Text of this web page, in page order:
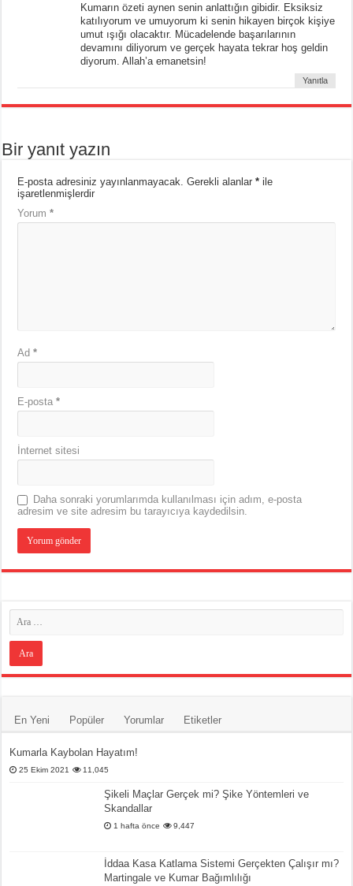
Kumarın özeti aynen senin anlattığın gibidir. Eksiksiz
katılıyorum ve umuyorum ki senin hikayen birçok kişiye
umut ışığı olacaktır. Mücadelende başarılarının
devamını diliyorum ve gerçek hayata tekrar hoş geldin
diyorum. Allah’a emanetsin!
Yanıtla
Bir yanıt yazın
E-posta adresiniz yayınlanmayacak. Gerekli alanlar* ile
işaretlenmişlerdir
Yorum*
Ad*
E-posta*
İnternet sitesi
Daha sonraki yorumlarımda kullanılması için adım, e-posta
adresim ve site adresim bu tarayıcıya kaydedilsin.
En Yeni Popüler Yorumlar Etiketler
Kumarla Kaybolan Hayatım!
25 Ekim 2021 11,045
Şikeli Maçlar Gerçek mi? Şike Yöntemleri ve
Skandallar
1 hafta önce 9,447
İddaa Kasa Katlama Sistemi Gerçekten Çalışır mı?
Martingale ve Kumar Bağımlılığı